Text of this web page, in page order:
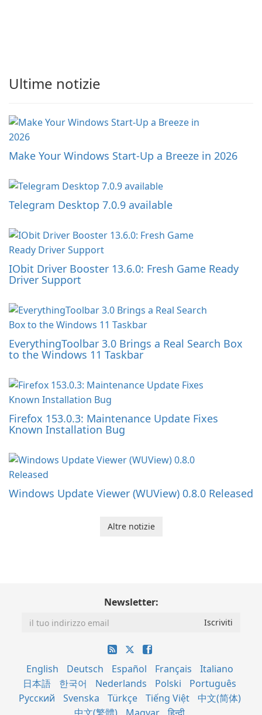
Ultime notizie
Make Your Windows Start-Up a Breeze in 2026
Telegram Desktop 7.0.9 available
IObit Driver Booster 13.6.0: Fresh Game Ready
Driver Support
EverythingToolbar 3.0 Brings a Real Search Box
to the Windows 11 Taskbar
Firefox 153.0.3: Maintenance Update Fixes
Known Installation Bug
Windows Update Viewer (WUView) 0.8.0 Released
Altre notizie
Newsletter:
English Deutsch Español Français
Italiano
日本語
한국어 Nederlands Polski
Português
Русский
Svenska Türkçe Tiếng Việt
中文(简体)